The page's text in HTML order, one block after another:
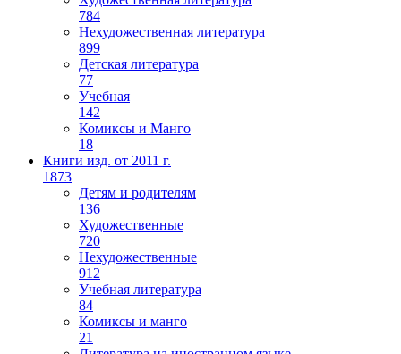
784
Нехудожественная литература
899
Детская литература
77
Учебная
142
Комиксы и Манго
18
Книги изд. от 2011 г.
1873
Детям и родителям
136
Художественные
720
Нехудожественные
912
Учебная литература
84
Комиксы и манго
21